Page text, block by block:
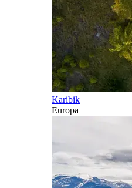
Karibik
Europa